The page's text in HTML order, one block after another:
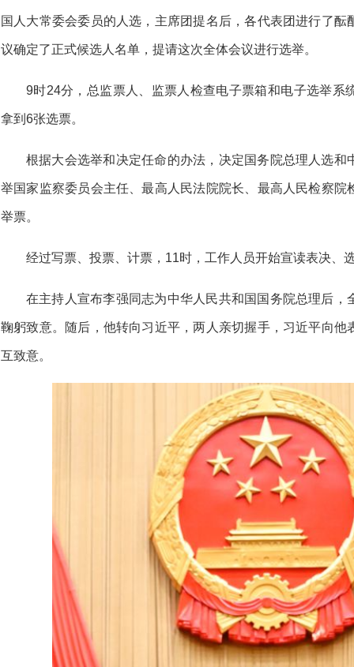
国人大常委会委员的人选，主席团提名后，各代表团进行了
议确定了正式候选人名单，提请这次全体会议进行选举。
9时24分，总监票人、监票人检查电子票箱和电子选举系
拿到6张选票。
根据大会选举和决定任命的办法，决定国务院总理人选
举国家监察委员会主任、最高人民法院院长、最高人民检察
举票。
经过写票、投票、计票，11时，工作人员开始宣读表决、
在主持人宣布李强同志为中华人民共和国国务院总理后
鞠躬致意。随后，他转向习近平，两人亲切握手，习近平向
互致意。